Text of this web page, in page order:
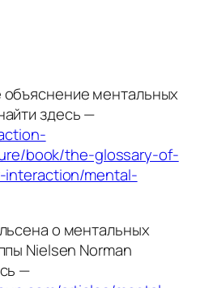
ментальных
здесь —
book/the-glossary-of-
interaction/mental-
о ментальных
Nielsen Norman
—